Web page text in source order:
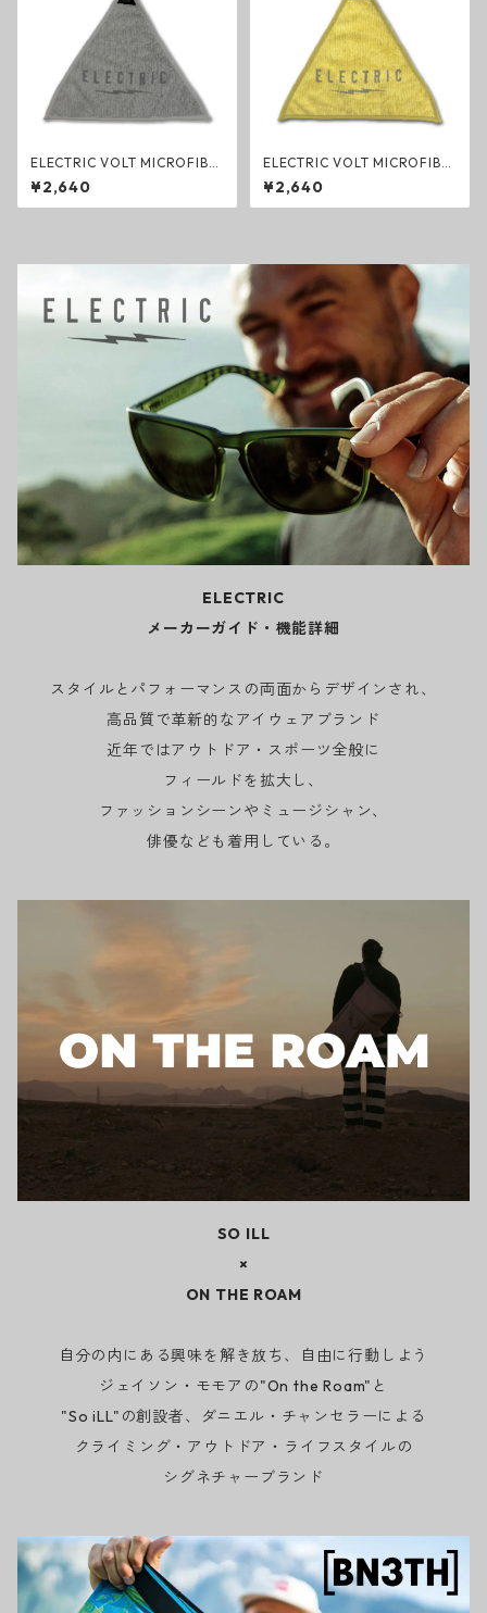
ELECTRIC VOLT MICROFIBE
R CARABINA TOWEL GREY
グレー マイクロファイバー カ
ラビナ タオル 585 サンカク エ
¥2,640
ELECTRIC VOLT MICROFIBE
R CARABINA TOWEL MUSTA
RD マスタード マイクロファ
イバー カラビナ タオル イエロ
¥2,640
ELECTRIC
メーカーガイド・機能詳細
スタイルとパフォーマンスの両面からデザインされ、
高品質で革新的なアイウェアブランド
近年ではアウトドア・スポーツ全般に
フィールドを拡大し、
ファッションシーンやミュージシャン、
俳優なども着用している。
SO ILL
×
ON THE ROAM
自分の内にある興味を解き放ち、自由に行動しよう
ジェイソン・モモアの"On the Roam"と
"So iLL"の創設者、ダニエル・チャンセラーによる
クライミング・アウトドア・ライフスタイルの
シグネチャーブランド